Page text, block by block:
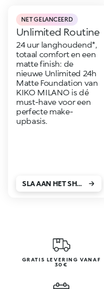
NET GELANCEERD
Unlimited Routine
24 uur langhoudend*,
totaal comfort en een
matte finish: de
nieuwe Unlimited 24h
Matte Foundation van
KIKO MILANO is dé
must-have voor een
perfecte make-
upbasis.
SLA AAN HET SHOPPEN!
GRATIS LEVERING VANAF
30€